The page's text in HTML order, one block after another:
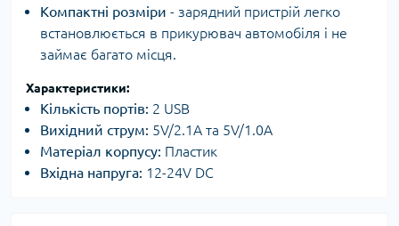
Компактні розміри - зарядний пристрій легко
встановлюється в прикурювач автомобіля і не
займає багато місця.
Характеристики:
Кількість портів: 2 USB
Вихідний струм: 5V/2.1A та 5V/1.0A
Матеріал корпусу: Пластик
Вхідна напруга: 12-24V DC